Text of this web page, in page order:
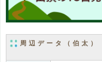
周辺データ（伯太）